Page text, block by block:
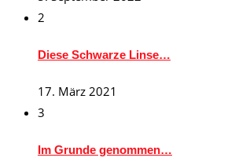
2
Diese Schwarze Linse…
17. März 2021
3
Im Grunde genommen…